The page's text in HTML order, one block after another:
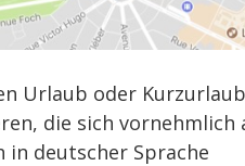
Urlaub oder Kurzurlaub
die sich vornehmlich
deutscher Sprache